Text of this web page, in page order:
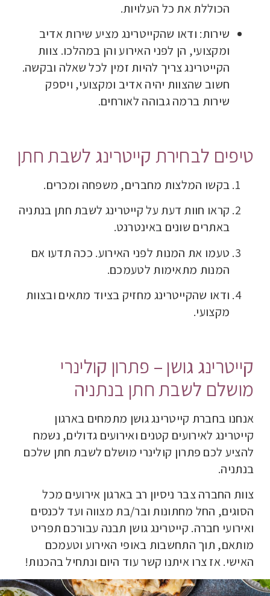
הכוללת את כל העלויות.
שירות: ודאו שהקייטרינג מציע שירות אדיב
ומקצועי, הן לפני האירוע והן במהלכו. צוות
הקייטרינג צריך להיות זמין לכל שאלה ובקשה.
חשוב שהצוות יהיה אדיב ומקצועי, ויספק
שירות ברמה גבוהה לאורחים.
טיפים לבחירת קייטרינג לשבת חתן
בקשו המלצות מחברים, משפחה ומכרים.
קראו חוות דעת על קייטרינג לשבת חתן בנתניה
באתרים שונים באינטרנט.
טעמו את המנות לפני האירוע. ככה תדעו אם
המנות מתאימות לטעמכם.
ודאו שהקייטרינג מחזיק בציוד מתאים ובצוות
מקצועי.
קייטרינג גושן – פתרון קולינרי
מושלם לשבת חתן בנתניה
אנחנו בחברת קייטרינג גושן מתמחים בארגון
קייטרינג לאירועים קטנים ואירועים גדולים, נשמח
להציע לכם פתרון קולינרי מושלם לשבת חתן שלכם
בנתניה.
צוות החברה צבר ניסיון רב בארגון אירועים מכל
הסוגים, החל מחתונות ובר/בת מצווה ועד לכנסים
ואירועי חברה. קייטרינג גושן תבנה עבורכם תפריט
מותאם, תוך התחשבות באופי האירוע וטעמכם
האישי. אז צרו איתנו קשר עוד היום ונתחיל בהכנות!